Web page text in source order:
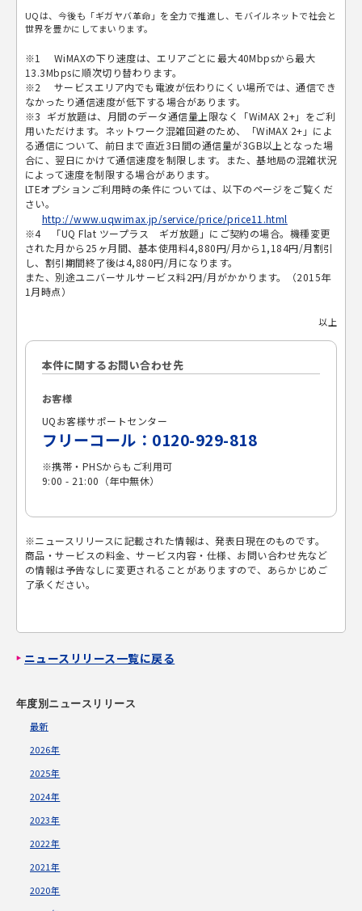
UQは、今後も「ギガヤバ革命」を全力で推進し、モバイルネットで社会と
世界を豊かにしてまいります。
※1 WiMAXの下り速度は、エリアごとに最大40Mbpsから最大
13.3Mbpsに順次切り替わります。
※2 サービスエリア内でも電波が伝わりにくい場所では、通信でき
なかったり通信速度が低下する場合があります。
※3 ギガ放題は、月間のデータ通信量上限なく「WiMAX 2+」をご利
用いただけます。ネットワーク混雑回避のため、「WiMAX 2+」によ
る通信について、前日まで直近3日間の通信量が3GB以上となった場
合に、翌日にかけて通信速度を制限します。また、基地局の混雑状況
によって速度を制限する場合があります。
LTEオプションご利用時の条件については、以下のページをご覧くだ
さい。
http://www.uqwimax.jp/service/price/price11.html
※4 「UQ Flat ツープラス ギガ放題」にご契約の場合。機種変更
された月から25ヶ月間、基本使用料4,880円/月から1,184円/月割引
し、割引期間終了後は4,880円/月になります。
また、別途ユニバーサルサービス料2円/月がかかります。（2015年
1月時点）
以上
本件に関するお問い合わせ先
お客様
UQお客様サポートセンター
フリーコール：0120-929-818
※携帯・PHSからもご利用可
9:00 - 21:00（年中無休）
※ニュースリリースに記載された情報は、発表日現在のものです。
商品・サービスの料金、サービス内容・仕様、お問い合わせ先など
の情報は予告なしに変更されることがありますので、あらかじめご
了承ください。
ニュースリリース一覧に戻る
年度別ニュースリリース
最新
2026年
2025年
2024年
2023年
2022年
2021年
2020年